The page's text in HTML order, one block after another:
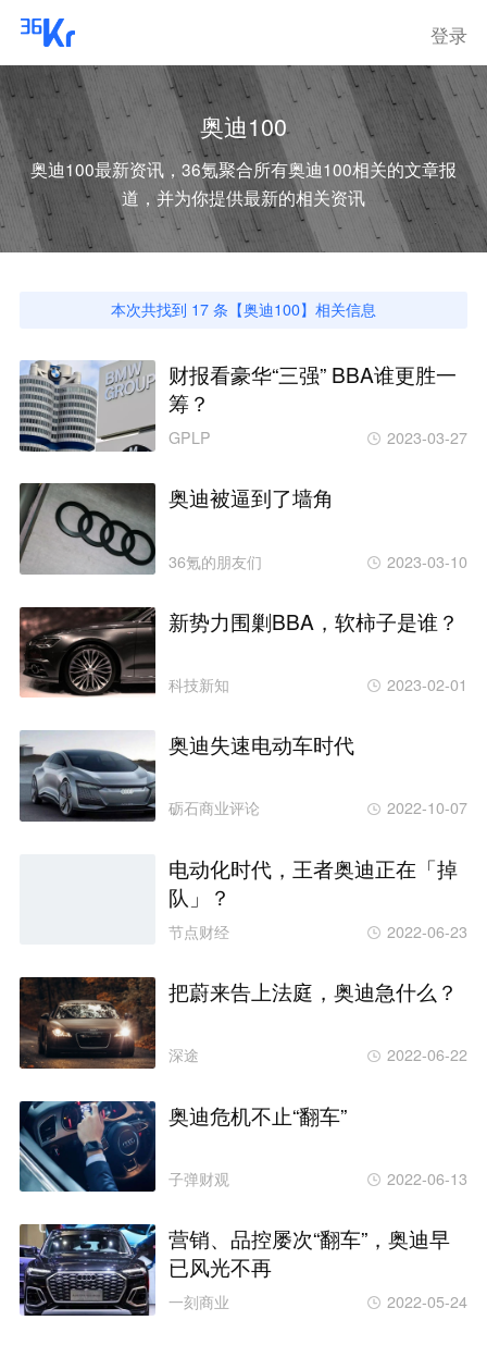
登录
奥迪100
奥迪100最新资讯，36氪聚合所有奥迪100相关的文章报
道，并为你提供最新的相关资讯
本次共找到 17 条【奥迪100】相关信息
财报看豪华“三强” BBA谁更胜一
筹？
GPLP 2023-03-27
奥迪被逼到了墙角
36氪的朋友们 2023-03-10
新势力围剿BBA，软柿子是谁？
科技新知 2023-02-01
奥迪失速电动车时代
砺石商业评论 2022-10-07
电动化时代，王者奥迪正在「掉
队」？
节点财经 2022-06-23
把蔚来告上法庭，奥迪急什么？
深途 2022-06-22
奥迪危机不止“翻车”
子弹财观 2022-06-13
营销、品控屡次“翻车”，奥迪早
已风光不再
一刻商业 2022-05-24